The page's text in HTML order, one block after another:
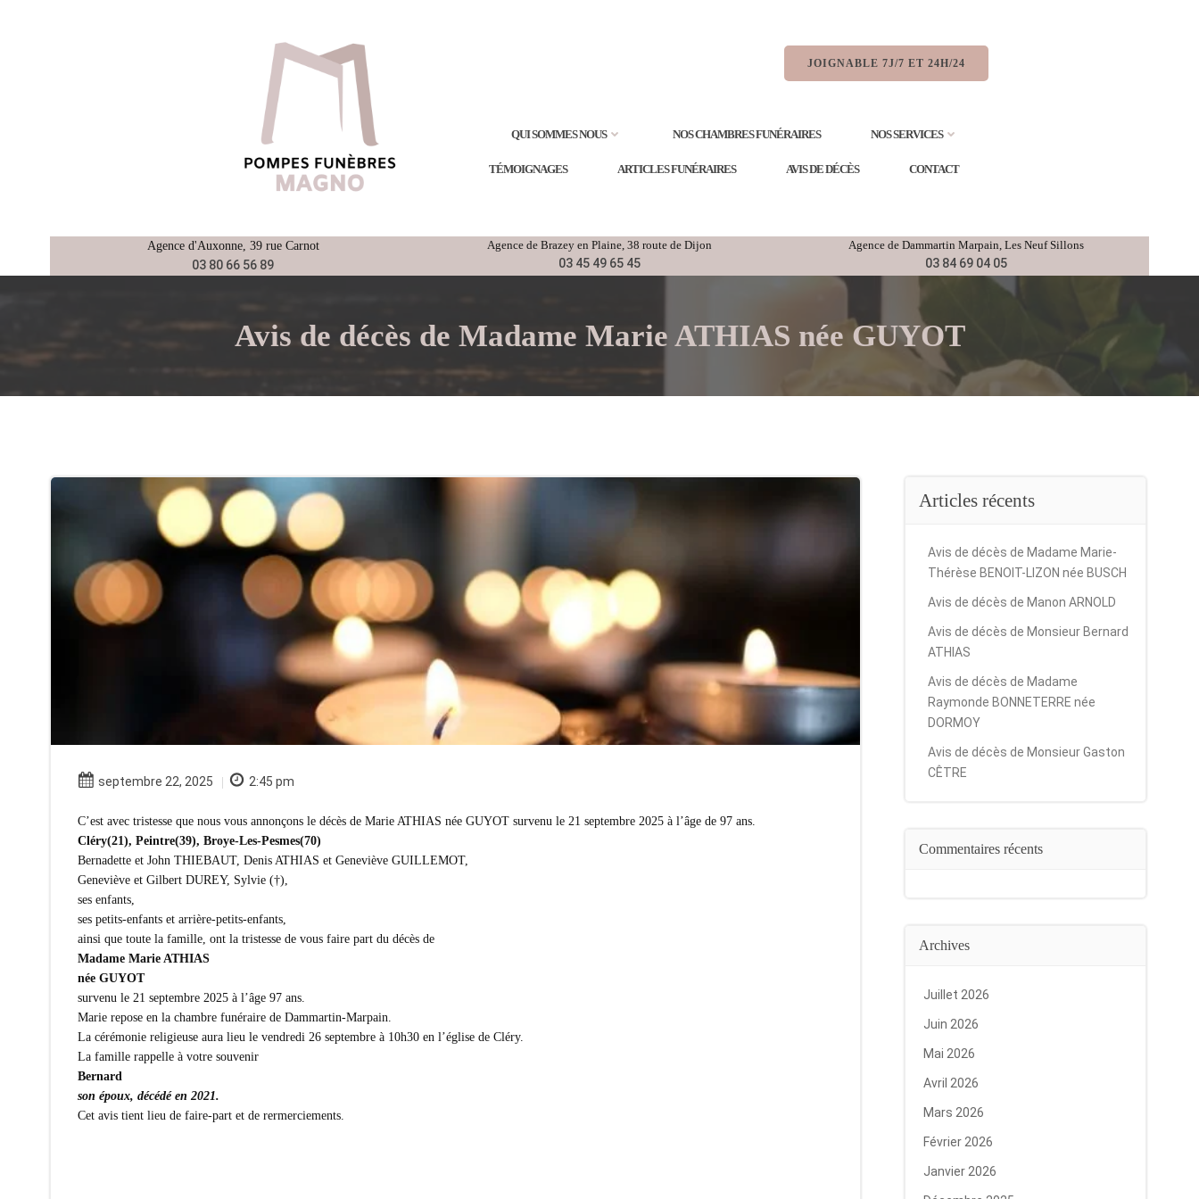
JOIGNABLE 7J/7 ET 24H/24
QUI SOMMES NOUS NOS CHAMBRES FUNÉRAIRES NOS SERVICES
TÉMOIGNAGES ARTICLES FUNÉRAIRES AVIS DE DÉCÈS CONTACT
Agence d'Auxonne, 39 rue Carnot
03 80 66 56 89
Agence de Brazey en Plaine, 38 route de Dijon
03 45 49 65 45
Agence de Dammartin Marpain, Les Neuf Sillons
03 84 69 04 05
Avis de décès de Madame Marie ATHIAS née GUYOT
septembre 22, 2025 2:45 pm
C’est avec tristesse que nous vous annonçons le décès de Marie ATHIAS née GUYOT survenu le 21 septembre 2025 à l’âge de 97 ans.
Cléry(21), Peintre(39), Broye-Les-Pesmes(70)
Bernadette et John THIEBAUT, Denis ATHIAS et Geneviève GUILLEMOT,
Geneviève et Gilbert DUREY, Sylvie (†),
ses enfants,
ses petits-enfants et arrière-petits-enfants,
ainsi que toute la famille, ont la tristesse de vous faire part du décès de
Madame Marie ATHIAS
née GUYOT
survenu le 21 septembre 2025 à l’âge 97 ans.
Marie repose en la chambre funéraire de Dammartin-Marpain.
La cérémonie religieuse aura lieu le vendredi 26 septembre à 10h30 en l’église de Cléry.
La famille rappelle à votre souvenir
Bernard
son époux, décédé en 2021.
Cet avis tient lieu de faire-part et de rermerciements.
Articles récents
Avis de décès de Madame Marie-
Thérèse BENOIT-LIZON née BUSCH
Avis de décès de Manon ARNOLD
Avis de décès de Monsieur Bernard
ATHIAS
Avis de décès de Madame
Raymonde BONNETERRE née
DORMOY
Avis de décès de Monsieur Gaston
CÊTRE
Commentaires récents
Archives
Juillet 2026
Juin 2026
Mai 2026
Avril 2026
Mars 2026
Février 2026
Janvier 2026